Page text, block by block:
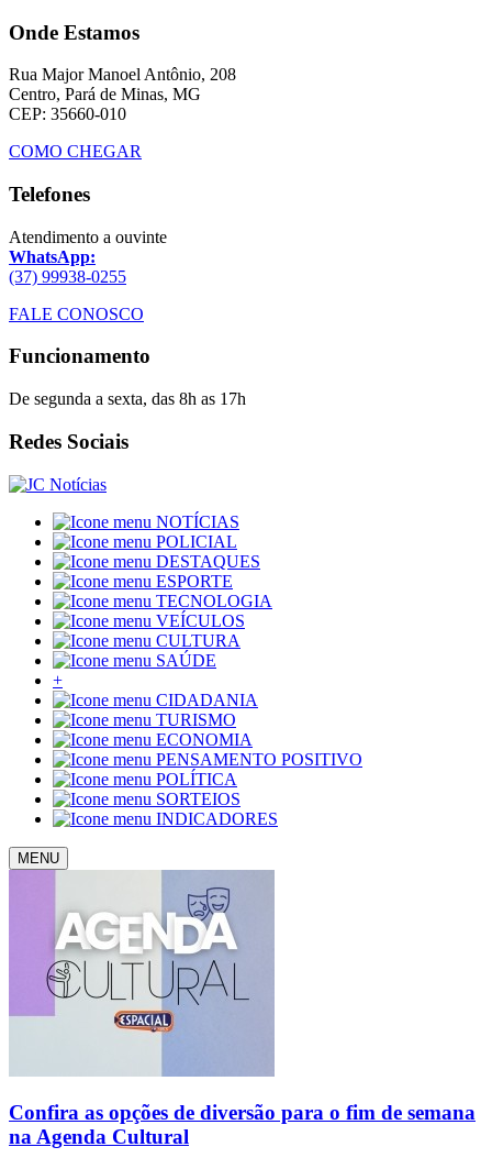
Onde Estamos
Rua Major Manoel Antônio, 208
Centro, Pará de Minas, MG
CEP: 35660-010
COMO CHEGAR
Telefones
Atendimento a ouvinte
WhatsApp:
(37) 99938-0255
FALE CONOSCO
Funcionamento
De segunda a sexta, das 8h as 17h
Redes Sociais
NOTÍCIAS
POLICIAL
DESTAQUES
ESPORTE
TECNOLOGIA
VEÍCULOS
CULTURA
SAÚDE
+
CIDADANIA
TURISMO
ECONOMIA
PENSAMENTO POSITIVO
POLÍTICA
SORTEIOS
INDICADORES
MENU
Confira as opções de diversão para o fim de semana
na Agenda Cultural